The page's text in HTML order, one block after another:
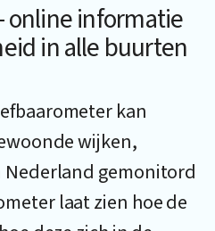
online informatie
in alle buurten
kan
wijken,
gemonitord
laat zien hoe de